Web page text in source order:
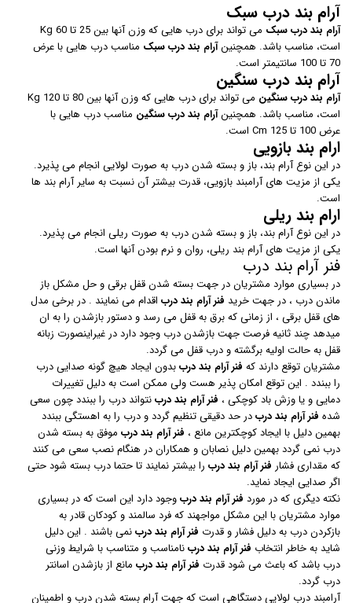
آرام بند درب سبک
آرام بند درب سبک
می تواند برای درب هایی که وزن آنها بین 25 تا 60 Kg
است، مناسب باشد. همچنینآرام بند درب سبک مناسب درب هایی با عرض
70 تا 100 سانتیمتر است.
آرام بند درب سنگین
آرام بند درب سنگین
می تواند برای درب هایی که وزن آنها بین 80 تا 120 Kg
است، مناسب باشد. همچنینآرام بند درب سنگین مناسب درب هایی با
عرض 100 تا 125 Cm است.
ارام بند بازویی
در این نوع آرام بند، باز و بسته شدن درب به صورت لولایی انجام می پذیرد.
یکی از مزیت های آرامبند بازویی، قدرت بیشتر آن نسبت به سایر آرام بند ها
است.
ارام بند ریلی
در این نوع آرام بند، باز و بسته شدن درب به صورت ریلی انجام می پذیرد.
یکی از مزیت های آرام بند ریلی، روان و نرم بودن آنها است.
فنر آرام بند درب
در بسیاری موارد مشتریان در جهت بسته شدن قفل برقی و حل مشکل باز
ماندن درب ، در جهت خرید فنر آرام بند درب اقدام می نمایند . در برخی مدل
های قفل برقی ، از زمانی که برق به قفل می رسد و دستور بازشدن را به ان
میدهد چند ثانیه فرصت جهت بازشدن درب وجود دارد در غیراینصورت زبانه
قفل به حالت اولیه برگشته و درب قفل می گردد.
مشتریان توقع دارند که فنر آرام بند درببدون ایجاد هیچ گونه صدایی درب
را ببندد . این توقع امکان پذیر هست ولی ممکن است به دلیل تغییرات
دمایی و یا وزش باد کوچکی ، فنر آرام بند دربنتواند درب را ببندد چون سعی
شده فنر آرام بند دربدر حد دقیقی تنظیم گردد و درب را به اهستگی ببندد
بهمین دلیل با ایجاد کوچکترین مانع ، فنر آرام بند درب موفق به بسته شدن
درب نمی گردد بهمین دلیل نصابان و همکاران در هنگام نصب سعی می کنند
که مقداری فشار فنر آرام بند درب را بیشتر نمایند تا حتما درب بسته شود حتی
اگر صدایی ایجاد نماید.
نکته دیگری که در مورد فنر آرام بند دربوجود دارد این است که در بسیاری
موارد مشتریان با این مشکل مواجهند که فرد سالمند و کودکان قادر به
بازکردن درب به دلیل فشار و قدرت فنر آرام بند دربنمی باشند . این دلیل
شاید به خاطر انتخاب فنر آرام بند دربنامناسب و متناسب با شرایط وزنی
درب باشد که باعث می شود قدرت فنر آرام بند درب مانع از بازشدن اسانتر
درب گردد.
آرامبند درب لولایی دستگاهی است که جهت آرام بسته شدن درب و اطمینان